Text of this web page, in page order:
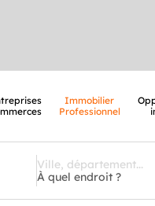
Immobilier
Professionnel
À quel endroit ?